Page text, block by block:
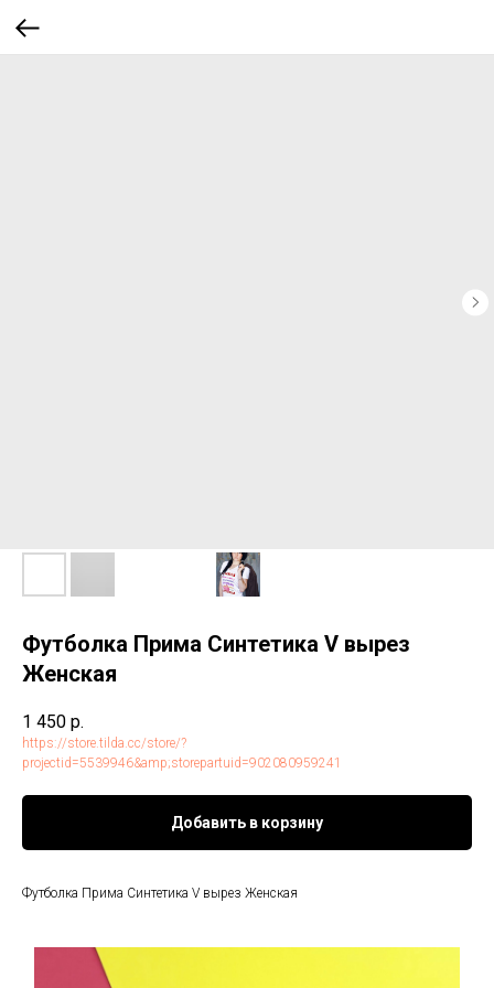
Футболка Прима Синтетика V вырез
Женская
1 450 р.
https://store.tilda.cc/store/?
projectid=5539946&amp;storepartuid=902080959241
Добавить в корзину
Футболка Прима Синтетика V вырез Женская